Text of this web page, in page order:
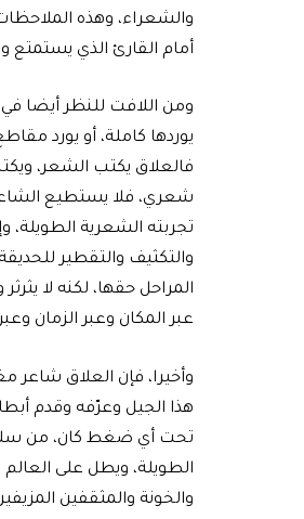
والشعراء، وهذه
أمام القارئ الذي يستمتع
ومن اللافت للنظر أيضا في
يوردها كاملة، أو يورد
فالعلاق يكتب الشعر،
شعري، فلا يستطيع
تجربته الشعرية الطويلة،
والتكثيف والتقطير
المراحل حقها، لكنه لا
عبر المكان وعبر الزمان
وأخيرا، فإن العلاق
هذا الجيل وعرّفه وقدم
تحت أي ضغط كان، من
الطويلة، ويطل على
والخونة والمثقفين